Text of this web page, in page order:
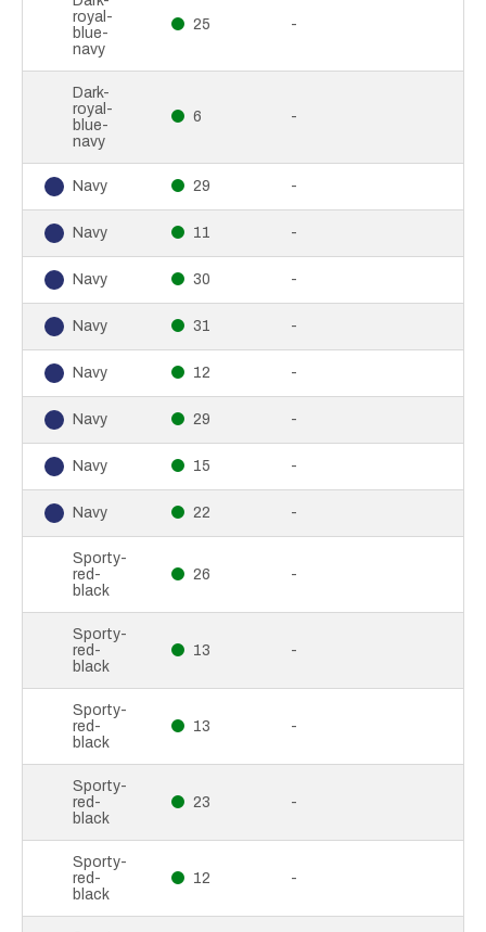
royal-
blue-
navy
25 -
Dark-
royal-
blue-
navy
6 -
Navy 29 -
Navy 11 -
Navy 30 -
Navy 31 -
Navy 12 -
Navy 29 -
Navy 15 -
Navy 22 -
Sporty-
red-
black
26 -
Sporty-
red-
black
13 -
Sporty-
red-
black
13 -
Sporty-
red-
black
23 -
Sporty-
red-
black
12 -